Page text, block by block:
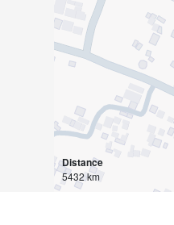
Distance
5432 km